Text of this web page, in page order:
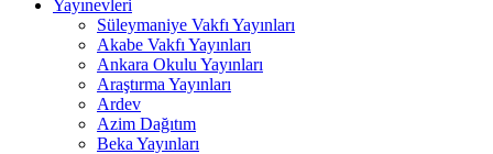
Yayınevleri
Süleymaniye Vakfı Yayınları
Akabe Vakfı Yayınları
Ankara Okulu Yayınları
Araştırma Yayınları
Ardev
Azim Dağıtım
Beka Yayınları